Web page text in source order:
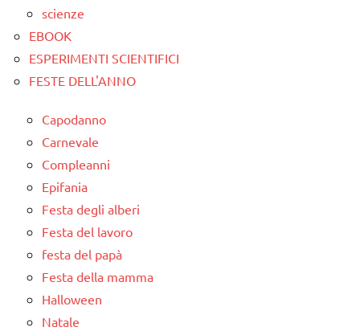
scienze
EBOOK
ESPERIMENTI SCIENTIFICI
FESTE DELL'ANNO
Capodanno
Carnevale
Compleanni
Epifania
Festa degli alberi
Festa del lavoro
festa del papà
Festa della mamma
Halloween
Natale